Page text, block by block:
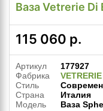
Ваза Vetrerie Di
115 060 р.
Артикул
177927
Фабрика
Стиль
Страна
Италия
Модель
Ваза